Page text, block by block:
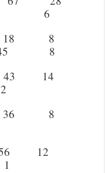
6
18 8
8
43 14
36 8
56 12